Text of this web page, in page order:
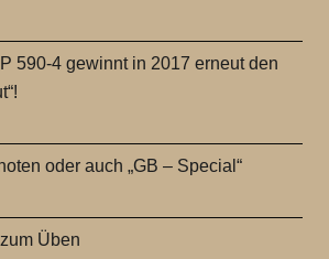
590-4 gewinnt in 2017 erneut den
oder auch „GB – Special“
Üben